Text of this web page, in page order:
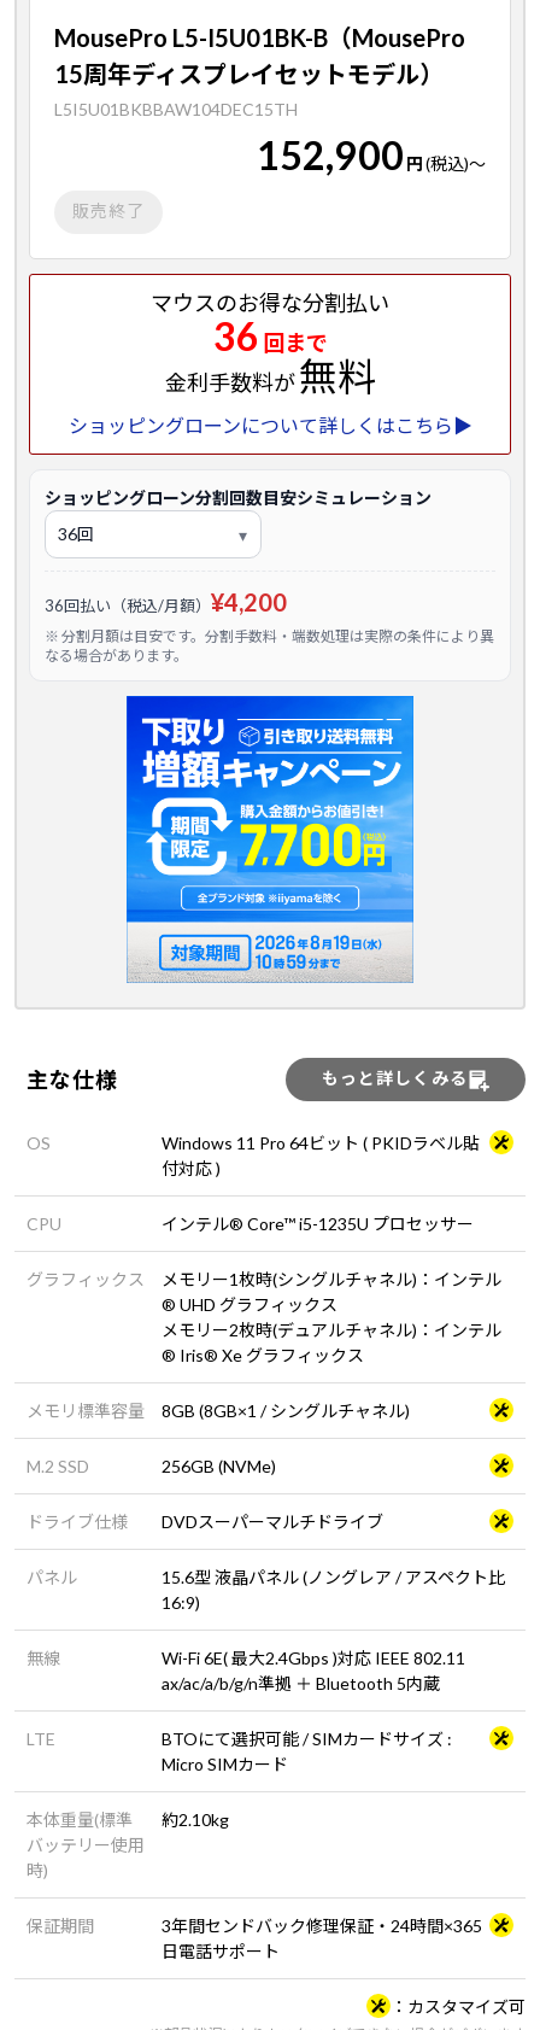
MousePro L5-I5U01BK-B（MousePro
15周年ディスプレイセットモデル）
L5I5U01BKBBAW104DEC15TH
152,900 円(税込)～
販売終了
マウスのお得な分割払い
36 回まで
金利手数料が無料
ショッピングローンについて詳しくはこちら▶
ショッピングローン分割回数目安シミュレーション
36回払い（税込/月額） ¥4,200
※ 分割月額は目安です。分割手数料・端数処理は実際の条件により異
なる場合があります。
主な仕様 もっと詳しくみる
OS
Windows 11 Pro 64ビット ( PKIDラベル貼
付対応 )
CPU インテル® Core™ i5-1235U プロセッサー
グラフィックス
メモリー1枚時(シングルチャネル)：インテル
® UHD グラフィックス
メモリー2枚時(デュアルチャネル)：インテル
® Iris® Xe グラフィックス
メモリ標準容量 8GB (8GB×1 / シングルチャネル)
M.2 SSD 256GB (NVMe)
ドライブ仕様 DVDスーパーマルチドライブ
パネル
15.6型 液晶パネル (ノングレア / アスペクト比
16:9)
無線
Wi-Fi 6E( 最大2.4Gbps )対応 IEEE 802.11
ax/ac/a/b/g/n準拠 ＋ Bluetooth 5内蔵
LTE
BTOにて選択可能 / SIMカードサイズ :
Micro SIMカード
本体重量(標準
バッテリー使用
時)
約2.10kg
保証期間
3年間センドバック修理保証・24時間×365
日電話サポート
カスタマイズ可